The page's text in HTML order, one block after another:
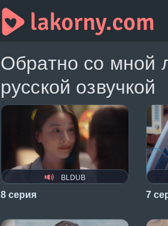
Обратно со мной
русской озвучкой
BLDUB
8 серия 7